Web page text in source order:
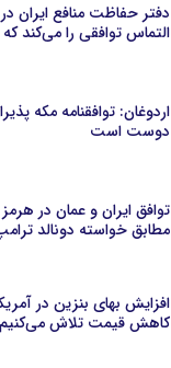
دفتر حفاظت منافع ایران
التماس توافقی را می‌کند
اردوغان: توافقنامه مکه
دوست است
توافق ایران و عمان در
مطابق خواسته دونالد
افزایش بهای بنزین در
کاهش قیمت تلاش می‌کنیم